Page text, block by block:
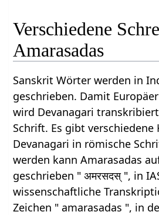
Verschiedene
Amarasadas
Sanskrit Wörter werden in
geschrieben. Damit
wird Devanagari
Schrift. Es gibt
Devanagari in römische
werden kann Amarasadas
geschrieben " अमरसदस् ", in
wissenschaftliche
Zeichen " amarasadas ", in